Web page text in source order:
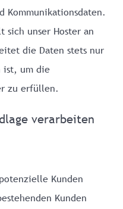
Kommunikationsdaten.
sich unser Hoster an
die Daten stets nur
ist, um die
zu erfüllen.
verarbeiten
Kunden
Kunden